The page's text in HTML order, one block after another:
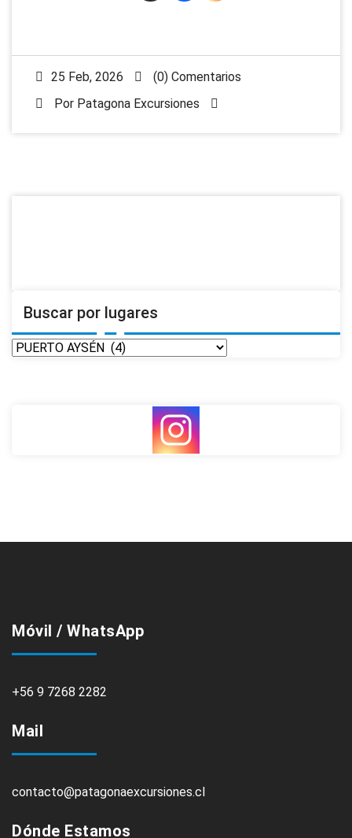
25 Feb, 2026
(0) Comentarios
Por Patagona Excursiones
Buscar por lugares
Móvil / WhatsApp
+56 9 7268 2282
Mail
contacto@patagonaexcursiones.cl
Dónde Estamos